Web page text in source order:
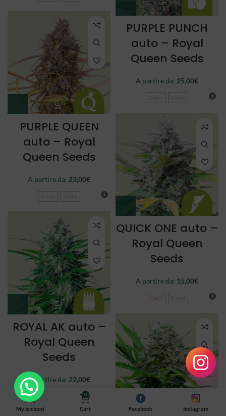
PURPLE PUNCH
auto – Royal
Queen Seeds
A partire da: 25,00€
PURPLE QUEEN
auto – Royal
Queen Seeds
A partire da: 23,00€
QUICK ONE auto –
Royal Queen
Seeds
A partire da: 15,00€
3 semi
ROYAL AK auto –
Royal Queen
Seeds
A partire da: 22,00€
3 semi
My account
0
Cart Facebook Instagram